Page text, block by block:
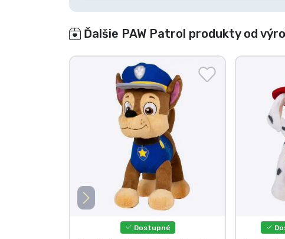
Ďalšie PAW Patrol produkty od
Dostupné